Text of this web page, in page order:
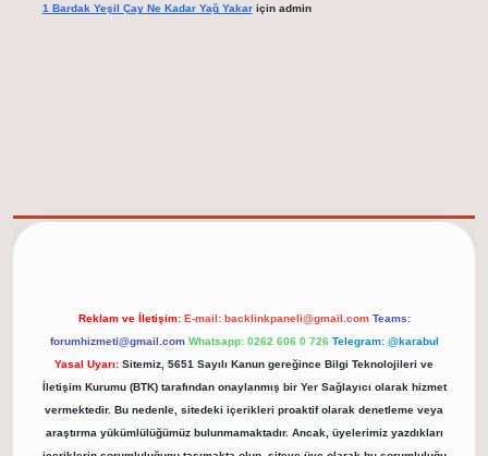
1 Bardak Yeşil Çay Ne Kadar Yağ Yakariçin admin
Reklam ve İletişim: E-mail: backlinkpaneli@gmail.com Teams:
forumhizmeti@gmail.com Whatsapp: 0262 606 0 726 Telegram: @karabul
Yasal Uyarı: Sitemiz, 5651 Sayılı Kanun gereğince Bilgi Teknolojileri ve
İletişim Kurumu (BTK) tarafından onaylanmış bir Yer Sağlayıcı olarak hizmet
vermektedir. Bu nedenle, sitedeki içerikleri proaktif olarak denetleme veya
araştırma yükümlülüğümüz bulunmamaktadır. Ancak, üyelerimiz yazdıkları